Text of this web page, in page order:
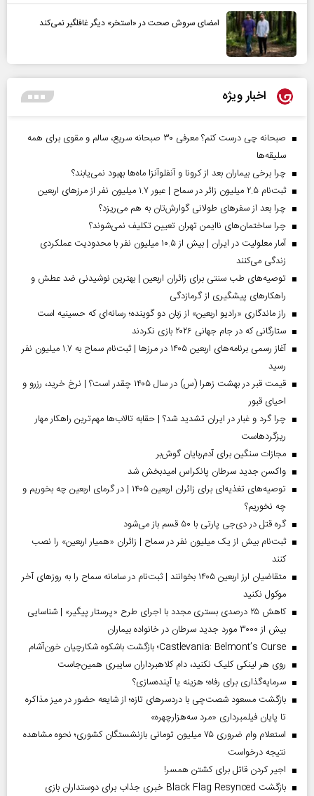
امضای سروش صحت در «استخر» دیگر غافلگیر نمی‌کند
اخبار ویژه
صبحانه چی درست کنم؟ معرفی ۳۰ صبحانه سریع، سالم و مقوی برای همه
سلیقه‌ها
چرا برخی بیماران بعد از کرونا و آنفلوآنزا ماه‌ها بهبود نمی‌یابند؟
ثبت‌نام ۲.۵ میلیون زائر در سماح | عبور ۱.۷ میلیون نفر از مرز‌های اربعین
چرا بعد از سفرهای طولانی گوارش‌تان به هم می‌ریزد؟
چرا ساختمان‌های ناایمن تهران تعیین تکلیف نمی‌شوند؟
آمار معلولیت در ایران | بیش از ۱۰.۵ میلیون نفر با محدودیت عملکردی
زندگی می‌کنند
توصیه‌های طب سنتی برای زائران اربعین | بهترین نوشیدنی ضد عطش و
راهکارهای پیشگیری از گرمازدگی
راز ماندگاری «رادیو اربعین» از زبان دو گوینده؛ رسانه‌ای که حسینیه است
ستارگانی که در جام جهانی ۲۰۲۶ بازی نکردند
آغاز رسمی برنامه‌های اربعین ۱۴۰۵ در مرز‌ها | ثبت‌نام سماح به ۱.۷ میلیون نفر
رسید
قیمت قبر در بهشت زهرا (س) در سال ۱۴۰۵ چقدر است؟ | نرخ خرید، رزرو و
احیای قبور
چرا گرد و غبار در ایران تشدید شد؟ | حقابه تالاب‌ها مهم‌ترین راهکار مهار
ریزگردهاست
مجازات سنگین برای آدم‌ربایان گوش‌بر
واکسن جدید سرطان پانکراس امیدبخش شد
توصیه‌های تغذیه‌ای برای زائران اربعین ۱۴۰۵ | در گرمای اربعین چه بخوریم و
چه نخوریم؟
گره قتل در دی‌جی پارتی با ۵۰ قسم باز می‌شود
ثبت‌نام بیش از یک میلیون نفر در سماح | زائران «همیار اربعین» را نصب
کنند
متقاضیان ارز اربعین ۱۴۰۵ بخوانند | ثبت‌نام در سامانه سماح را به روز‌های آخر
موکول نکنید
کاهش ۲۵ درصدی بستری مجدد با اجرای طرح «پرستار پیگیر» | شناسایی
بیش از ۳۰۰۰ مورد جدید سرطان در خانواده بیماران
Castlevania: Belmont’s Curse؛ بازگشت باشکوه شکارچیان خون‌آشام
روی هر لینکی کلیک نکنید، دام کلاهبرداران سایبری همین‌جاست
سرمایه‌گذاری برای رفاه؛ هزینه یا آینده‌سازی؟
بازگشت مسعود شصت‌چی با دردسر‌های تازه؛ از شایعه حضور در میز مذاکره
تا پایان فیلمبرداری «مرد سه‌هزارچهره»
استعلام وام ضروری ۷۵ میلیون تومانی بازنشستگان کشوری؛ نحوه مشاهده
نتیجه درخواست
اجیر کردن قاتل برای کشتن همسر!
بازگشت Black Flag Resynced خبری جذاب برای دوستداران بازی